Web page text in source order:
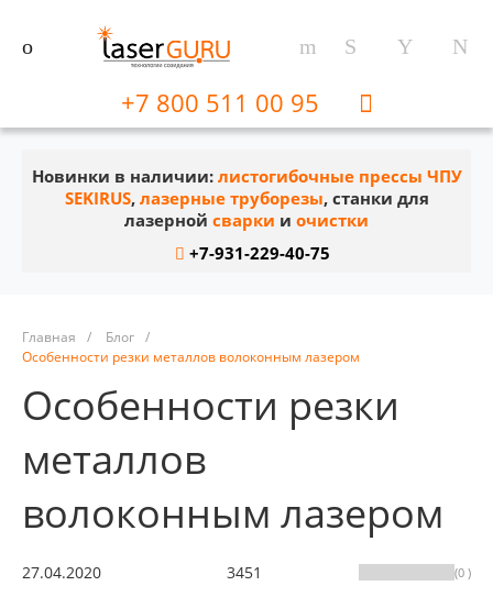
+7 800 511 00 95
Новинки в наличии: листогибочные прессы ЧПУ
SEKIRUS, лазерные труборезы, станки для
лазерной сварки и очистки
+7-931-229-40-75
Главная / Блог /
Особенности резки металлов волоконным лазером
Особенности резки
металлов
волоконным лазером
27.04.2020 3451 (0 )